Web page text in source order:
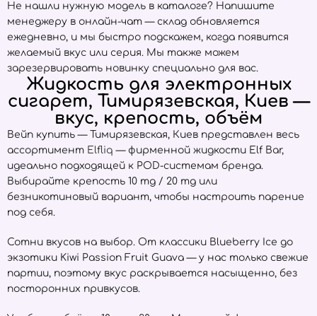
Не нашли нужную модель в каталоге? Напишите
менеджеру в онлайн-чат — склад обновляется
ежедневно, и мы быстро подскажем, когда появится
желаемый вкус или серия. Мы также можем
зарезервировать новинку специально для вас.
Жидкость для электронных
сигарет, Тимирязевская, Киев —
вкус, крепость, объём
Вейп купить — Тимирязевская, Киев представлен весь
ассортимент Elfliq — фирменной жидкости Elf Bar,
идеально подходящей к POD-системам бренда.
Выбирайте крепость 10 mg / 20 mg или
безникотиновый вариант, чтобы настроить парение
под себя.
Сотни вкусов на выбор. От классики Blueberry Ice до
экзотики Kiwi Passion Fruit Guava — у нас только свежие
партии, поэтому вкус раскрывается насыщенно, без
посторонних привкусов.